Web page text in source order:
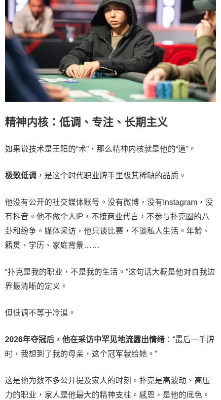
精神内核：低调、专注、长期主义
如果说技术是王阳的“术”，那么精神内核就是他的“道”。
极致低调 ，是这个时代职业牌手里极其稀缺的品质。
他没有公开的社交媒体账号。没有微博，没有Instagram，没
有抖音。他不做个人IP，不接商业代言，不参与扑克圈的八
卦和纷争。媒体采访，他只谈比赛，不谈私人生活。年龄、
籍贯、学历、家庭背景……
“扑克是我的职业，不是我的生活。”这句话大概是他对自我边
界最清晰的定义。
但低调不等于冷漠。
2026年夺冠后，他在采访中罕见地流露出情绪 ：“最后一手牌
时，我想到了我的母亲，这个冠军献给她。”
这是他为数不多公开提及家人的时刻。扑克是高波动、高压
力的职业，家人是他最大的精神支柱。感恩，是他的底色。